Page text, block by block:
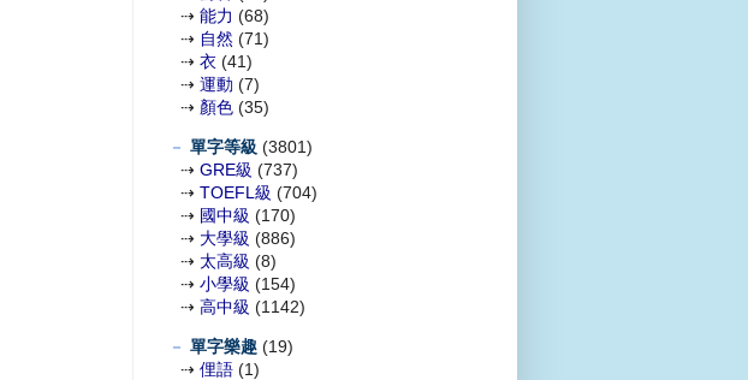
⇢ 能力 (68)
⇢ 自然 (71)
⇢ 衣 (41)
⇢ 運動 (7)
⇢ 顏色 (35)
－ 單字等級 (3801)
⇢ GRE級 (737)
⇢ TOEFL級 (704)
⇢ 國中級 (170)
⇢ 大學級 (886)
⇢ 太高級 (8)
⇢ 小學級 (154)
⇢ 高中級 (1142)
－ 單字樂趣 (19)
⇢ 俚語 (1)